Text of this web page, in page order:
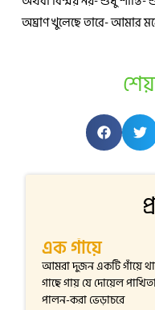
অঘ্রাণ খুলেছে তারে- আমার
এক গাঁয়ে
আমরা দুজন একটি গাঁয়ে
গাছে গায় যে দোয়েল
পালন-করা ভেড়াচরে